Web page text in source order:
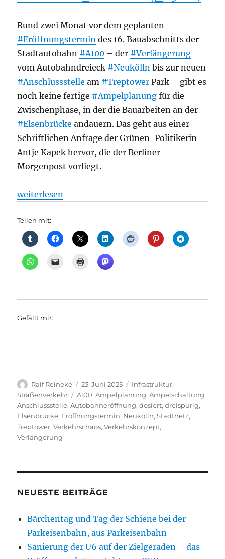
Rund zwei Monat vor dem geplanten
#Eröffnungstermin des 16. Bauabschnitts der
Stadtautobahn #A100 – der #Verlängerung
vom Autobahndreieck #Neukölln bis zur neuen
#Anschlussstelle am #Treptower Park – gibt es
noch keine fertige #Ampelplanung für die
Zwischenphase, in der die Bauarbeiten an der
#Elsenbrücke andauern. Das geht aus einer
Schriftlichen Anfrage der Grünen-Politikerin
Antje Kapek hervor, die der Berliner
Morgenpost vorliegt.
„A100-Verkehrschaos? Noch keine Ampelplanung
weiterlesen
Teilen mit:
Gefällt mir:
Autor
Ralf Reineke
Veröffentlicht
am
23. Juni 2025 Kategorien
Infrastruktur,
Straßenverkehr
Schlagwörter
A100,Ampelplanung,Ampelschaltung,
Anschlussstelle,Autobahneröffnung,dosiert,dreispurig,
Elsenbrücke, Eröffnungstermin, Neukölln,Stadtnetz,
Treptower,Verkehrschaos,Verkehrskonzept,
Verlängerung
NEUESTE BEITRÄGE
Bärchentag und Tag der Schiene bei der
Parkeisenbahn, aus Parkeisenbahn
Sanierung der U6 auf der Zielgeraden – das